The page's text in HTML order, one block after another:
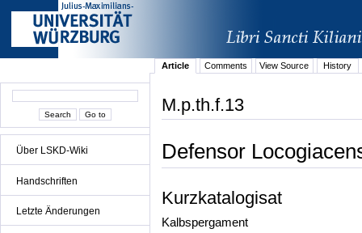
Über LSKD-Wiki
Handschriften
Letzte Änderungen
Article Comments View Source History
M.p.th.f.13
Defensor
Kurzkatalogisat
Kalbspergament